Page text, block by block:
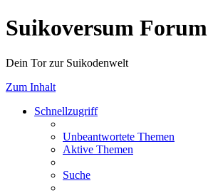
Suikoversum Forum
Dein Tor zur Suikodenwelt
Zum Inhalt
Schnellzugriff
Unbeantwortete Themen
Aktive Themen
Suche